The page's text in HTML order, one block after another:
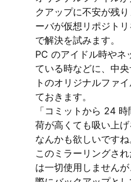
クアップに不安が残
ーバが仮想リポジト
で解決を試みます。
PC のアイドル時やネ
ている時などに、中
トのオリジナルファ
ておきます。
「コミットから 24
荷が高くても吸い上
なんかも欲しいですね
このミラーリングさ
は一切使用しません